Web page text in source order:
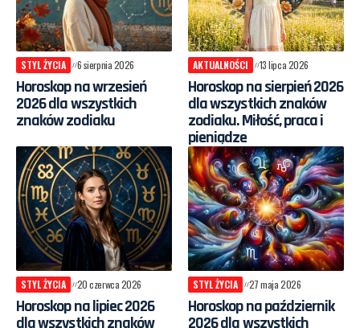
STYL ŻYCIA 6 sierpnia 2026
Horoskop na wrzesień
2026 dla wszystkich
znaków zodiaku
AKTUALNOŚCI 13 lipca 2026
Horoskop na sierpień 2026
dla wszystkich znaków
zodiaku. Miłość, praca i
pieniądze
STYL ŻYCIA 20 czerwca 2026
Horoskop na lipiec 2026
dla wszystkich znaków
STYL ŻYCIA 27 maja 2026
Horoskop na październik
2026 dla wszystkich